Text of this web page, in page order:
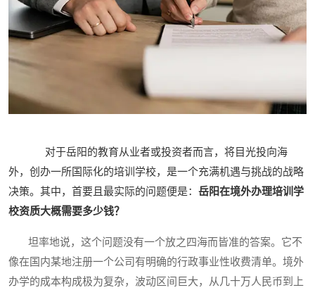
对于岳阳的教育从业者或投资者而言，将目光投向海
外，创办一所国际化的培训学校，是一个充满机遇与挑战的战略
决策。其中，首要且最实际的问题便是： 岳阳在境外办理培训学
校资质大概需要多少钱？
坦率地说，这个问题没有一个放之四海而皆准的答案。它不
像在国内某地注册一个公司有明确的行政事业性收费清单。境外
办学的成本构成极为复杂，波动区间巨大，从几十万人民币到上